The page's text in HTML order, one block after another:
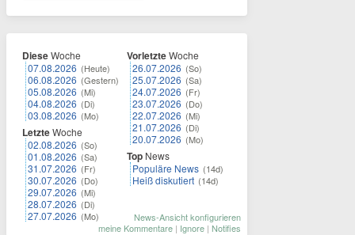
DieseWoche
07.08.2026 (Heute)
06.08.2026 (Gestern)
05.08.2026 (Mi)
04.08.2026 (Di)
03.08.2026 (Mo)
LetzteWoche
02.08.2026 (So)
01.08.2026 (Sa)
31.07.2026 (Fr)
30.07.2026 (Do)
29.07.2026 (Mi)
28.07.2026 (Di)
27.07.2026 (Mo)
VorletzteWoche
26.07.2026 (So)
25.07.2026 (Sa)
24.07.2026 (Fr)
23.07.2026 (Do)
22.07.2026 (Mi)
21.07.2026 (Di)
20.07.2026 (Mo)
Top News
Populäre News (14d)
Heiß diskutiert (14d)
News-Ansicht konfigurieren
meine Kommentare | Ignore | Notifies